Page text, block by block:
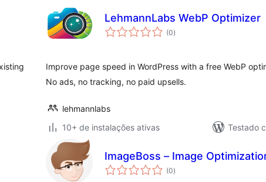
LehmannLabs WebP Optimizer
(0total
de
)
Improve page speed in WordPress with a free WebP
No ads, no tracking, no paid upsells.
lehmannlabs
10+ de instalações ativas
Testado
ImageBoss – Image
(0total
de
)